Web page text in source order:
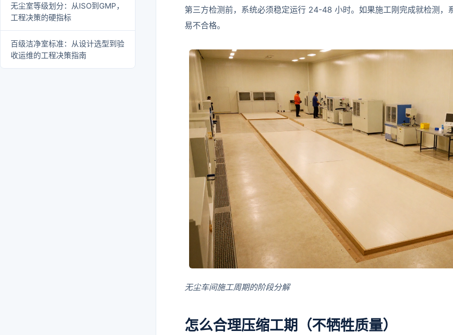
无尘室等级划分：从ISO到GMP，
工程决策的硬指标
百级洁净室标准：从设计选型到验
收运维的工程决策指南
第三方检测前，系统必须稳定运行 24-48 小时。如果施工刚完成就检测，
易不合格。
无尘车间施工周期的阶段分解
怎么合理压缩工期（不牺牲质量）